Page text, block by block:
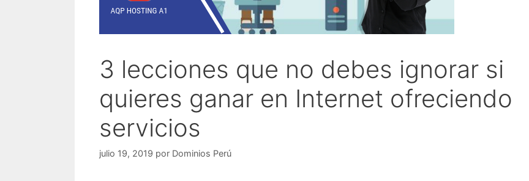
3 lecciones que no debes ignorar si
quieres ganar en Internet ofreciendo
servicios
julio 19, 2019 por Dominios Perú